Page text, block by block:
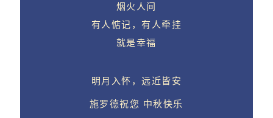
烟火人间
有人惦记，有人牵挂
就是幸福
明月入怀，远近皆安
施罗德祝您 中秋快乐